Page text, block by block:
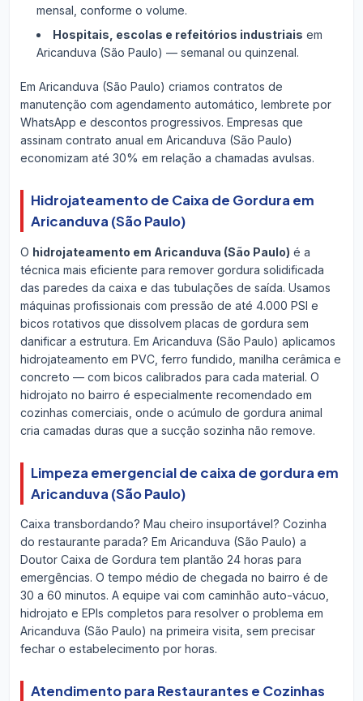
mensal, conforme o volume.
Hospitais, escolas e refeitórios industriais em
Aricanduva (São Paulo) — semanal ou quinzenal.
Em Aricanduva (São Paulo) criamos contratos de
manutenção com agendamento automático, lembrete por
WhatsApp e descontos progressivos. Empresas que
assinam contrato anual em Aricanduva (São Paulo)
economizam até 30% em relação a chamadas avulsas.
Hidrojateamento de Caixa de Gordura em
Aricanduva (São Paulo)
O hidrojateamento em Aricanduva (São Paulo) é a
técnica mais eficiente para remover gordura solidificada
das paredes da caixa e das tubulações de saída. Usamos
máquinas profissionais com pressão de até 4.000 PSI e
bicos rotativos que dissolvem placas de gordura sem
danificar a estrutura. Em Aricanduva (São Paulo) aplicamos
hidrojateamento em PVC, ferro fundido, manilha cerâmica e
concreto — com bicos calibrados para cada material. O
hidrojato no bairro é especialmente recomendado em
cozinhas comerciais, onde o acúmulo de gordura animal
cria camadas duras que a sucção sozinha não remove.
Limpeza emergencial de caixa de gordura em
Aricanduva (São Paulo)
Caixa transbordando? Mau cheiro insuportável? Cozinha
do restaurante parada? Em Aricanduva (São Paulo) a
Doutor Caixa de Gordura tem plantão 24 horas para
emergências. O tempo médio de chegada no bairro é de
30 a 60 minutos. A equipe vai com caminhão auto-vácuo,
hidrojato e EPIs completos para resolver o problema em
Aricanduva (São Paulo) na primeira visita, sem precisar
fechar o estabelecimento por horas.
Atendimento para Restaurantes e Cozinhas